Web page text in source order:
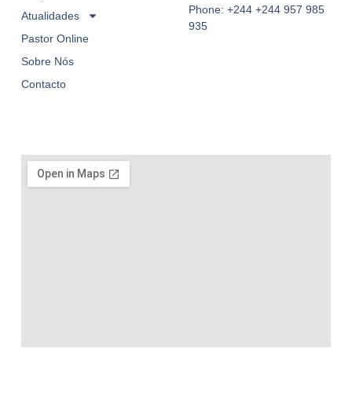
Atualidades
Pastor Online
Sobre Nós
Contacto
Phone: +244 +244 957 985
935